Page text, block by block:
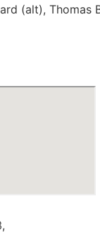
(alt), Thomas